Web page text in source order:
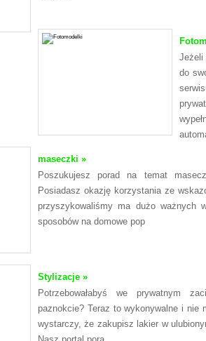
do
maseczki »
Poszukujesz porad na temat
Posiadasz okazję korzystania ze
przyszykowaliśmy ma dużo ważnych
sposobów na domowe pop
Stylizacje »
Potrzebowałabyś we prywatnym
paznokcie? Teraz to wykonywalne i
wystarczy, że zakupisz lakier w